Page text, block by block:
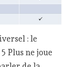
: le
Plus ne joue